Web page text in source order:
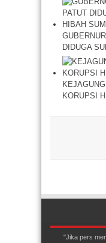
DIDUGA
KORUPSI
"Jika pers